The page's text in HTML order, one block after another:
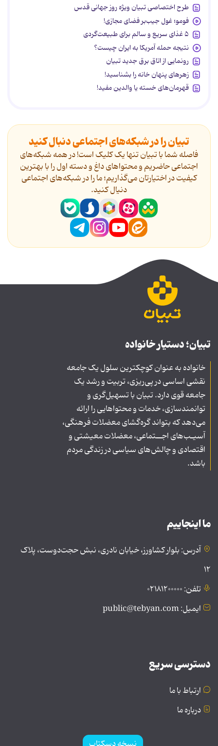
طرح اختصاصی تبیان ویژه روز جهانی قدس
فومو؛ غول جیب‌بر فضای مجازی!
۵ غذای سریع و سالم برای طبیعت‌گردی
نتیجه حمله آمریکا به ایران چیست؟
رونمایی از اتاق برق جدید تبیان
زهرهای پنهان خانه را بشناسید!
قهرمان‌های خسته یا والدین مفید!
تبیان را در شبکه‌های اجتماعی دنبال کنید
فاصله شما با تبیان تنها یک کلیک است! در همه شبکه‌های
اجتماعی حاضریم و محتواهای داغ و دسته اول را با بهترین
کیفیت در اختیارتان می‌گذاریم؛ ما را در شبکه‌های اجتماعی
دنیال کنید.
تبیان؛ دستیار خانواده
خانواده به عنوان کوچکترین سلول یک جامعه
نقشی اساسی در پی‌ریزی، تربیت و رشد یک
جامعه قوی دارد. تبیان با تسهیل‌گری و
توانمندسازی، خدمات و محتواهایی را ارائه
می‌دهد که بتواند گره‌گشای معضلات فرهنگی،
آسیـب‌های اجــتماعی، معضلات معیشتی و
اقتصادی و چالش‌های سیاسی در زندگی مردم
باشد.
ما اینجاییم
آدرس: بلوار کشاورز، خیابان نادری، نبش حجت‌دوست، پلاک
۱۲
تلفن: ۰۲۱۸۱۲۰۰۰۰۰
ایمیل: public@tebyan.com
دسترسی سریع
ارتباط با ما
درباره ما